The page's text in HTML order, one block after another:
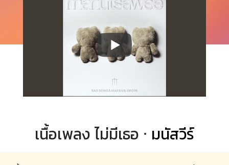
เนื้อเพลง ไม่มีเธอ · มนัสวีร์